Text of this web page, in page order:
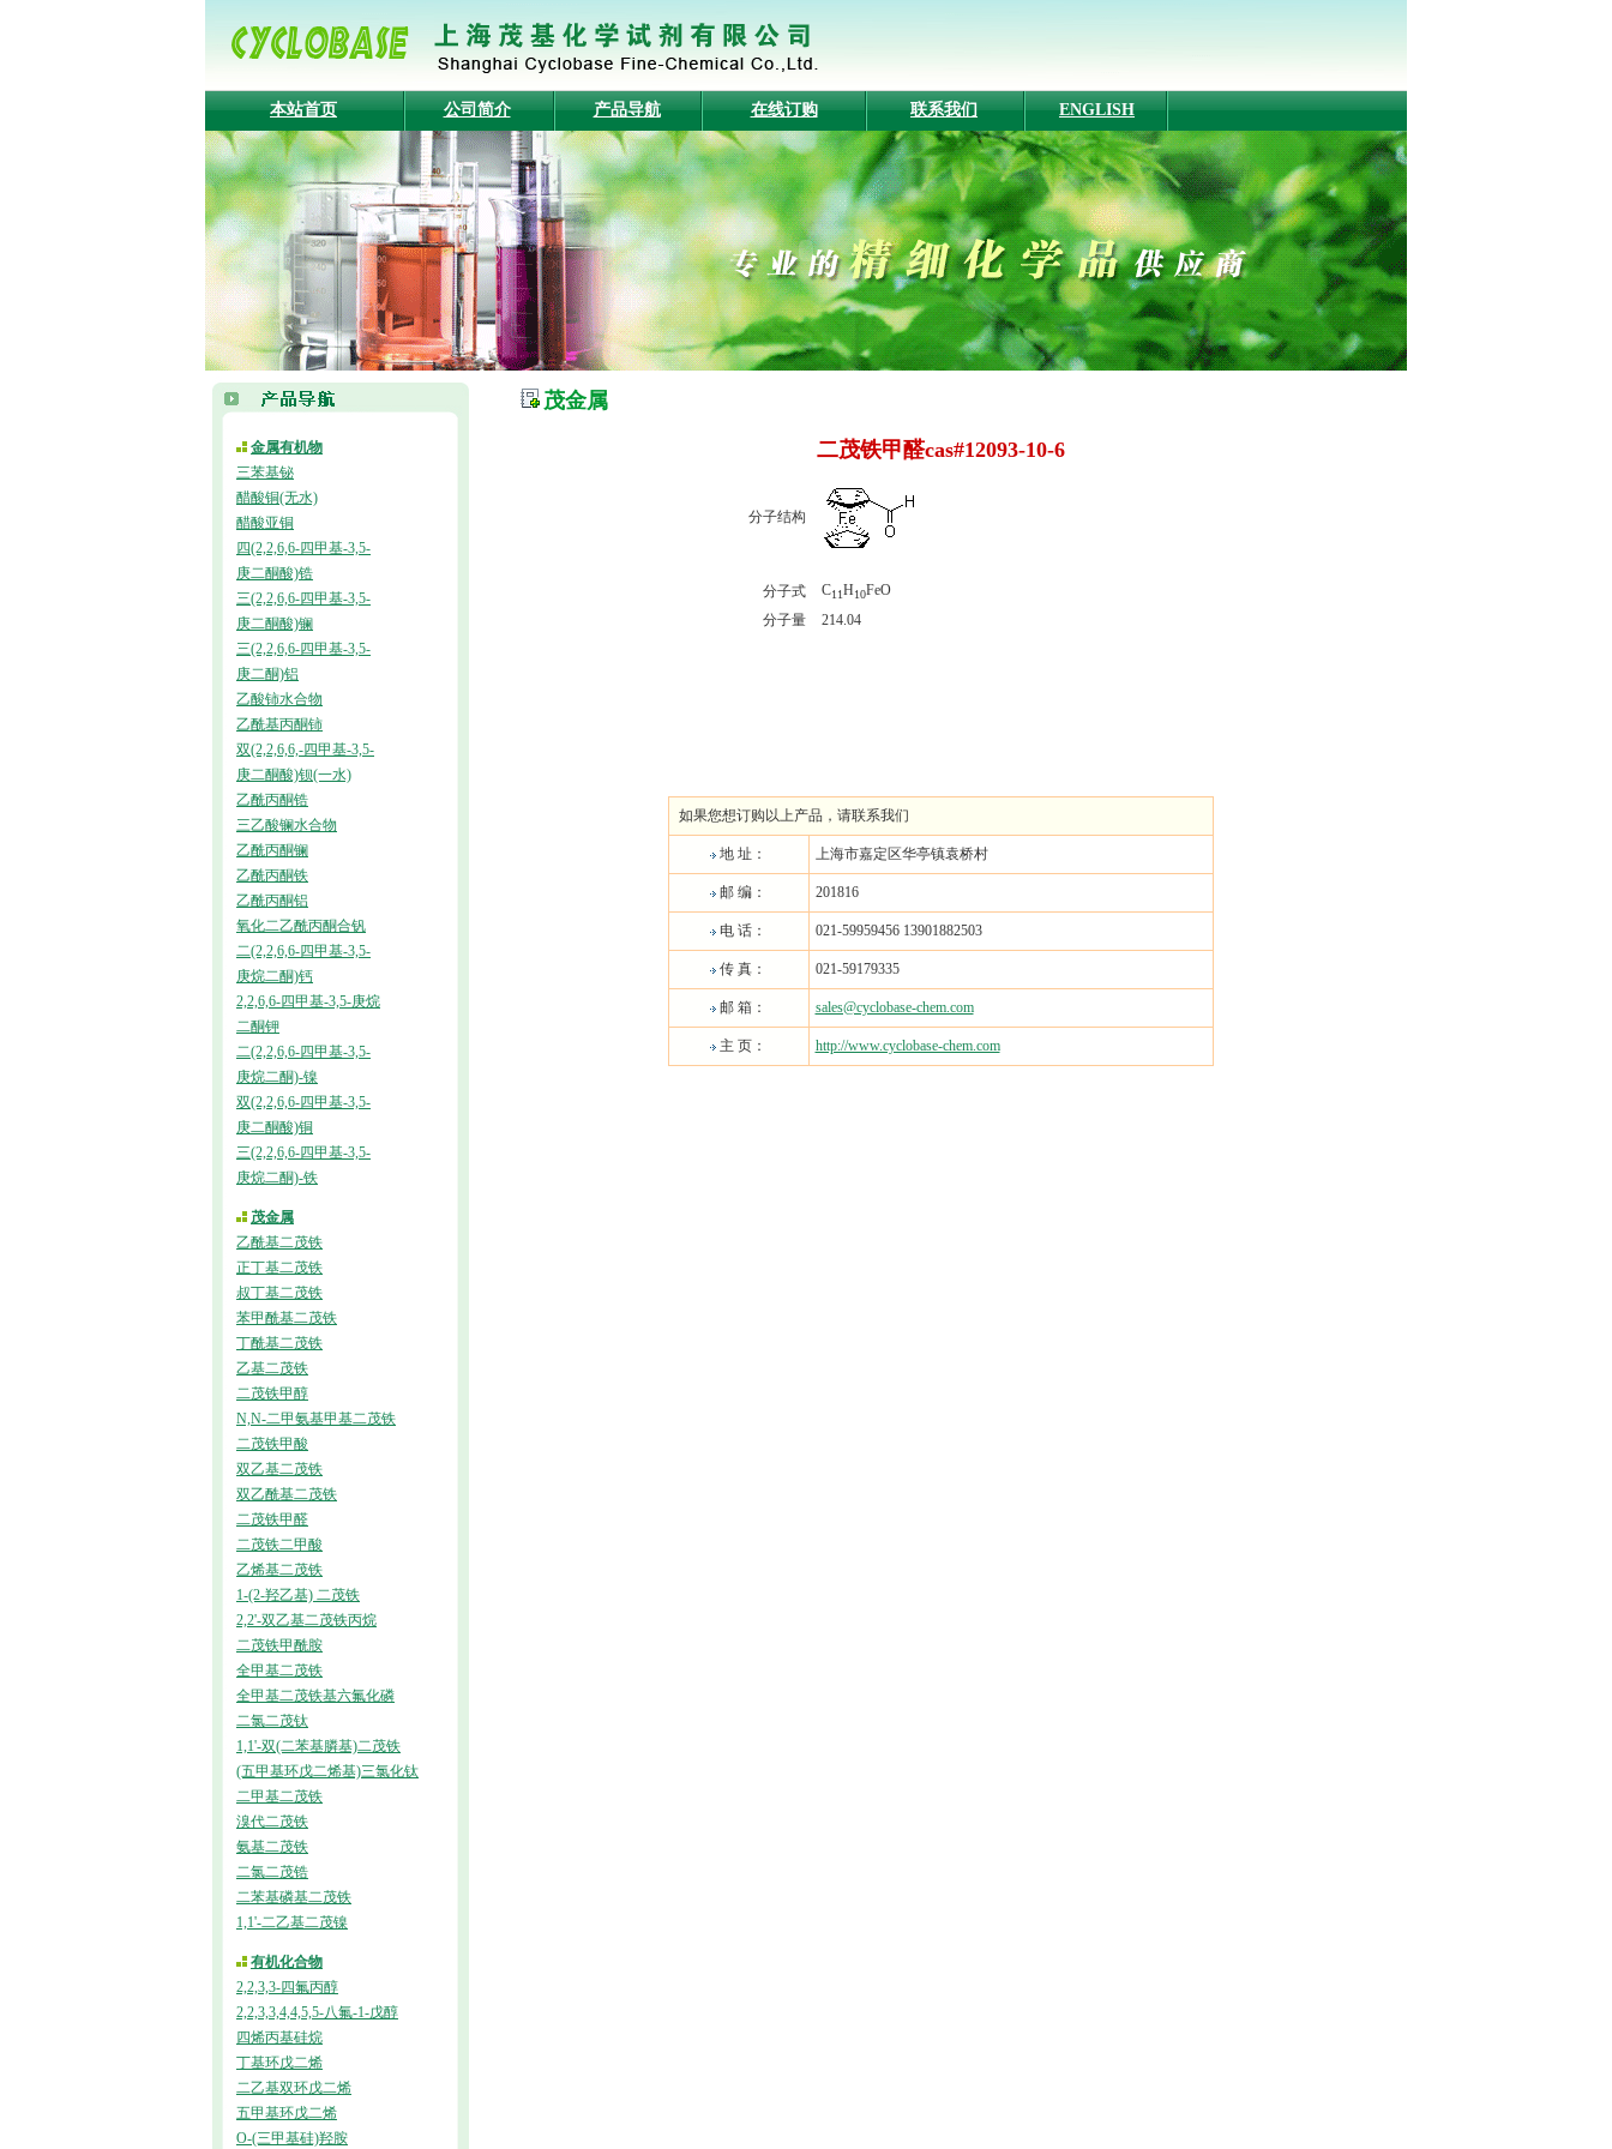
本站首页 公司简介 产品导航 在线订购 联系我们 ENGLISH
金属有机物
三苯基铋
醋酸铜(无水)
醋酸亚铜
四(2,2,6,6-四甲基-3,5-
庚二酮酸)锆
三(2,2,6,6-四甲基-3,5-
庚二酮酸)镧
三(2,2,6,6-四甲基-3,5-
庚二酮)铝
乙酸铈水合物
乙酰基丙酮铈
双(2,2,6,6,-四甲基-3,5-
庚二酮酸)钡(一水)
乙酰丙酮锆
三乙酸镧水合物
乙酰丙酮镧
乙酰丙酮铁
乙酰丙酮铝
氧化二乙酰丙酮合钒
二(2,2,6,6-四甲基-3,5-
庚烷二酮)钙
2,2,6,6-四甲基-3,5-庚烷
二酮钾
二(2,2,6,6-四甲基-3,5-
庚烷二酮)-镍
双(2,2,6,6-四甲基-3,5-
庚二酮酸)铜
三(2,2,6,6-四甲基-3,5-
庚烷二酮)-铁
茂金属
乙酰基二茂铁
正丁基二茂铁
叔丁基二茂铁
苯甲酰基二茂铁
丁酰基二茂铁
乙基二茂铁
二茂铁甲醇
N,N-二甲氨基甲基二茂铁
二茂铁甲酸
双乙基二茂铁
双乙酰基二茂铁
二茂铁甲醛
二茂铁二甲酸
乙烯基二茂铁
1-(2-羟乙基) 二茂铁
2,2'-双乙基二茂铁丙烷
二茂铁甲酰胺
全甲基二茂铁
全甲基二茂铁基六氟化磷
二氯二茂钛
1,1'-双(二苯基膦基)二茂铁
(五甲基环戊二烯基)三氯化钛
二甲基二茂铁
溴代二茂铁
氨基二茂铁
二氯二茂锆
二苯基磷基二茂铁
1,1'-二乙基二茂镍
有机化合物
2,2,3,3-四氟丙醇
2,2,3,3,4,4,5,5-八氟-1-戊醇
四烯丙基硅烷
丁基环戊二烯
二乙基双环戊二烯
五甲基环戊二烯
O-(三甲基硅)羟胺
茂金属
二茂铁甲醛cas#12093-10-6
分子结构
分子式 C11H10FeO
分子量
214.04
如果您想订购以上产品，请联系我们
地 址： 上海市嘉定区华亭镇袁桥村
邮 编： 201816
电 话： 021-59959456 13901882503
传 真： 021-59179335
邮 箱： sales@cyclobase-chem.com
主 页： http://www.cyclobase-chem.com